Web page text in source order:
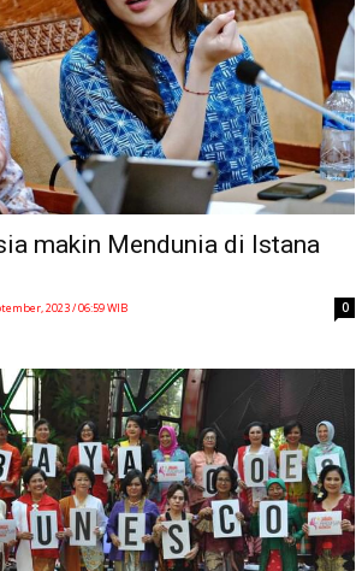
makin Mendunia di Istana
2023 / 06:59 WIB 0